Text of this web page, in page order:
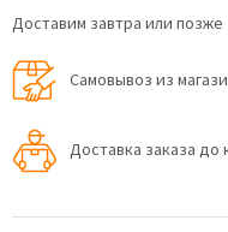
Доставим завтра или позже
Самовывоз из
Доставка заказа до